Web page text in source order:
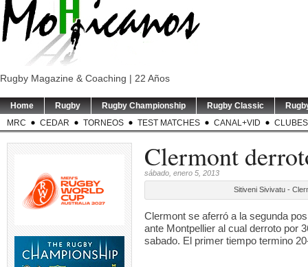
Rugby Magazine & Coaching | 22 Años
Home Rugby Rugby Championship Rugby Classic
MRC
CEDAR TORNEOS TEST MATCHES CANAL+VID CLUBES
Clermont
sábado, enero 5, 2013
Sitiveni Sivivatu -
Clermont se aferró a la segunda
ante Montpellier al cual derroto por
sabado. El primer tiempo termino